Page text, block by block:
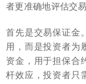
者更准确地评估交
首先是交易保证金
用，而是投资者为
资金，用于担保合
杆效应，投资者只